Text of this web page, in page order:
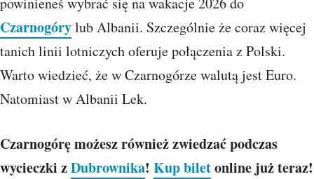
Czarnogórylub Albanii. Szczególnie że coraz więcej
tanich linii lotniczych oferuje połączenia z Polski.
Warto wiedzieć, że w Czarnogórze walutą jest Euro.
Natomiast w Albanii Lek.
Czarnogórę możesz również zwiedzać podczas
wycieczki zDubrownika! Kup biletonline już teraz!